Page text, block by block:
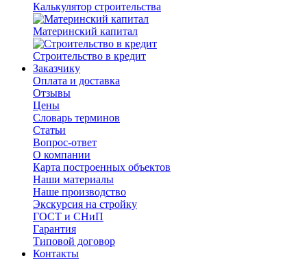
Калькулятор строительства
Материнский капитал
Строительство в кредит
Заказчику
Оплата и доставка
Отзывы
Цены
Словарь терминов
Статьи
Вопрос-ответ
О компании
Карта построенных объектов
Наши материалы
Наше производство
Экскурсия на стройку
ГОСТ и СНиП
Гарантия
Типовой договор
Контакты